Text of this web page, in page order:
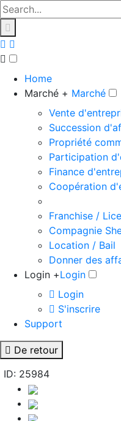
Home
Marché + Marché
Vente
Succession
Propriété
Participation
Finance
Coopération
Franchise /
Compagnie
Location / Bail
Donner des
Login +Login
Login
S'inscrire
Support
De retour
ID: 25984